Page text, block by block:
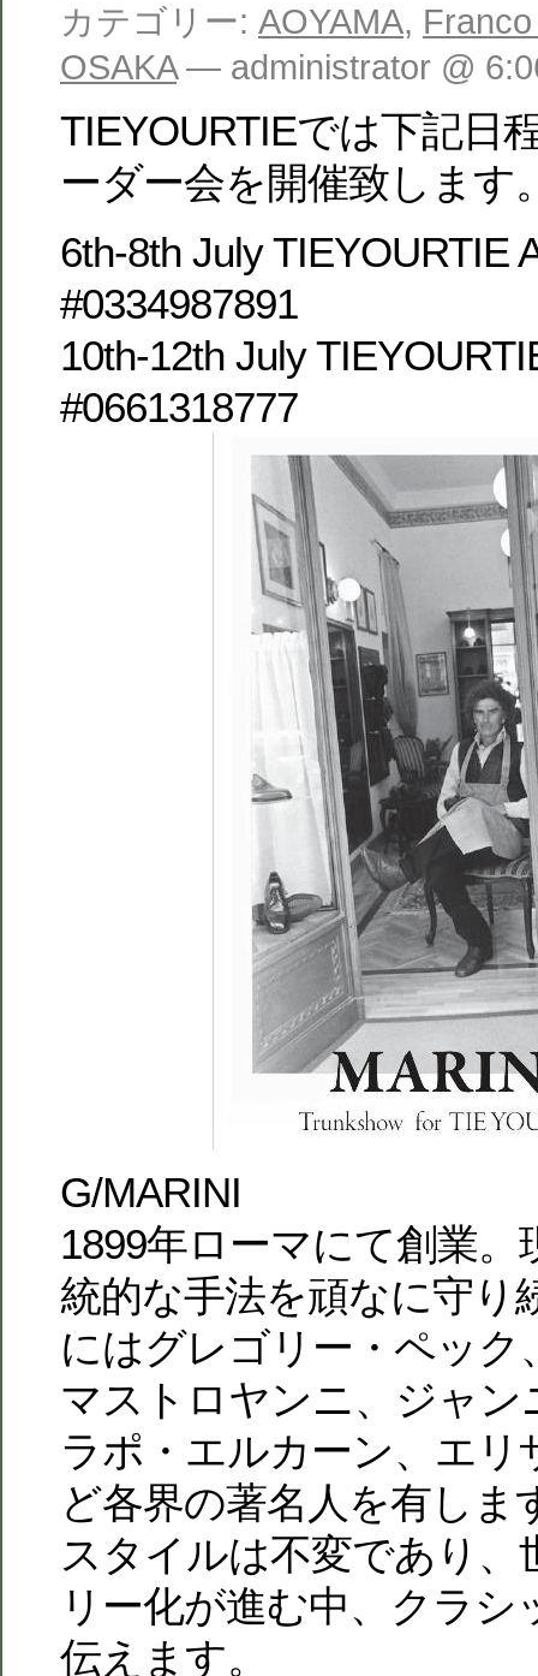
カテゴリー: AOYAMA,
OSAKA— administrator @
TIEYOURTIEでは下記日
ーダー会を開催致します
6th-8th July TIEYOURTIE
#0334987891
10th-12th July
#0661318777
G/MARINI
1899年ローマにて創業
統的な手法を頑なに守り
にはグレゴリー・ペック
マストロヤンニ、ジャン
ラポ・エルカーン、エリ
ど各界の著名人を有しま
スタイルは不変であり、
リー化が進む中、クラシ
伝えます。